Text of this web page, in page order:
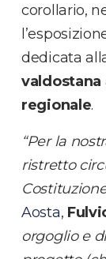
corollario,
dedicata
valdostana
regionale.
“Per la
ristretto
Aosta,
orgoglio e